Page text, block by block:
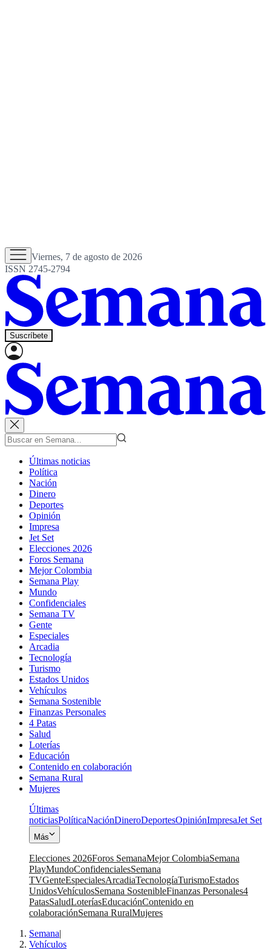
Viernes, 7 de agosto de 2026
ISSN 2745-2794
Suscríbete
Últimas noticias
Política
Nación
Dinero
Deportes
Opinión
Impresa
Jet Set
Elecciones 2026
Foros Semana
Mejor Colombia
Semana Play
Mundo
Confidenciales
Semana TV
Gente
Especiales
Arcadia
Tecnología
Turismo
Estados Unidos
Vehículos
Semana Sostenible
Finanzas Personales
4 Patas
Salud
Loterías
Educación
Contenido en colaboración
Semana Rural
Mujeres
Últimas
noticiasPolíticaNaciónDineroDeportesOpiniónImpresaJet Set
Más
Elecciones 2026Foros SemanaMejor ColombiaSemana
PlayMundoConfidencialesSemana
TVGenteEspecialesArcadiaTecnologíaTurismoEstados
UnidosVehículosSemana SostenibleFinanzas Personales4
PatasSaludLoteríasEducaciónContenido en
colaboraciónSemana RuralMujeres
Semana|
Vehículos